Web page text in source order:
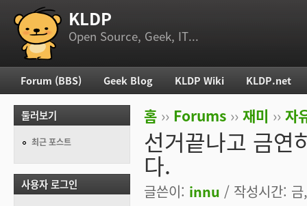
부 메뉴 KLDP
Open Source, Geek, IT...
현재 위치
홈 ›› Forums ›› 재미 ›› 자
선거끝나고 금연
다.
글쓴이: innu / 작성시간:
주 메뉴
Forum (BBS) Geek Blog KLDP Wiki KLDP.net
둘러보기
최근 포스트
사용자 로그인